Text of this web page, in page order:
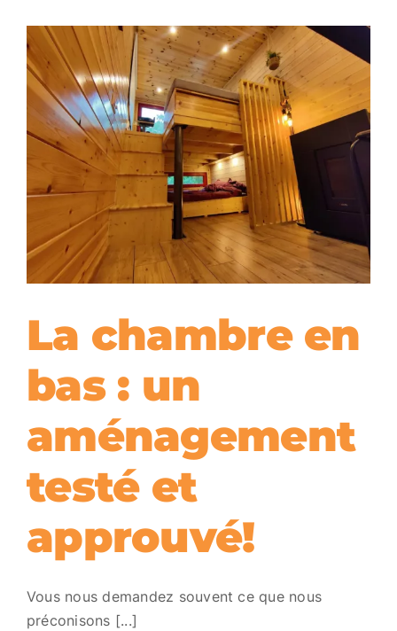
La chambre en
bas : un
aménagement
testé et
approuvé!
Vous nous demandez souvent ce que nous
préconisons [...]